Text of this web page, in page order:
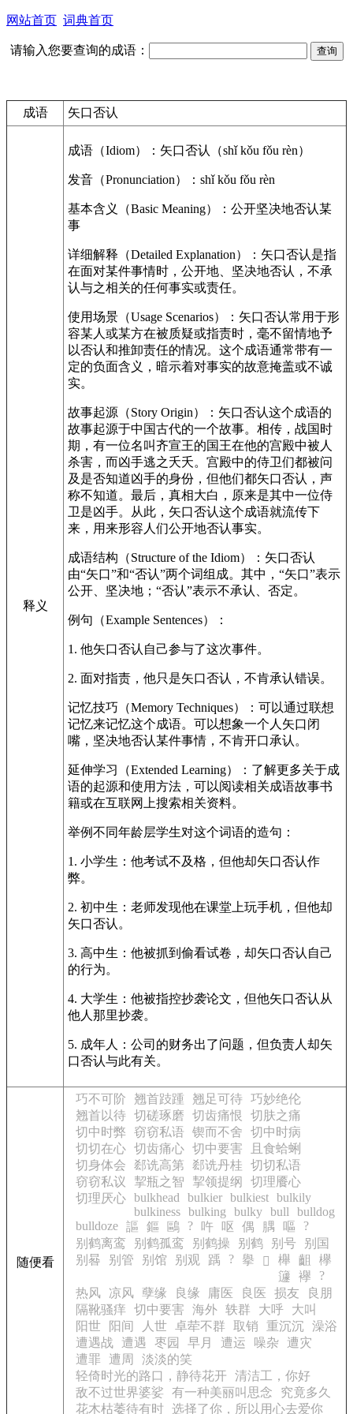
网站首页 词典首页
请输入您要查询的成语：
成语 矢口否认
释义
成语（Idiom）：矢口否认（shǐ kǒu fǒu rèn）
发音（Pronunciation）：shǐ kǒu fǒu rèn
基本含义（Basic Meaning）：公开坚决地否认某
事
详细解释（Detailed Explanation）：矢口否认是指
在面对某件事情时，公开地、坚决地否认，不承
认与之相关的任何事实或责任。
使用场景（Usage Scenarios）：矢口否认常用于形
容某人或某方在被质疑或指责时，毫不留情地予
以否认和推卸责任的情况。这个成语通常带有一
定的负面含义，暗示着对事实的故意掩盖或不诚
实。
故事起源（Story Origin）：矢口否认这个成语的
故事起源于中国古代的一个故事。相传，战国时
期，有一位名叫齐宣王的国王在他的宫殿中被人
杀害，而凶手逃之夭夭。宫殿中的侍卫们都被问
及是否知道凶手的身份，但他们都矢口否认，声
称不知道。最后，真相大白，原来是其中一位侍
卫是凶手。从此，矢口否认这个成语就流传下
来，用来形容人们公开地否认事实。
成语结构（Structure of the Idiom）：矢口否认
由“矢口”和“否认”两个词组成。其中，“矢口”表示
公开、坚决地；“否认”表示不承认、否定。
例句（Example Sentences）：
1. 他矢口否认自己参与了这次事件。
2. 面对指责，他只是矢口否认，不肯承认错误。
记忆技巧（Memory Techniques）：可以通过联想
记忆来记忆这个成语。可以想象一个人矢口闭
嘴，坚决地否认某件事情，不肯开口承认。
延伸学习（Extended Learning）：了解更多关于成
语的起源和使用方法，可以阅读相关成语故事书
籍或在互联网上搜索相关资料。
举例不同年龄层学生对这个词语的造句：
1. 小学生：他考试不及格，但他却矢口否认作
弊。
2. 初中生：老师发现他在课堂上玩手机，但他却
矢口否认。
3. 高中生：他被抓到偷看试卷，却矢口否认自己
的行为。
4. 大学生：他被指控抄袭论文，但他矢口否认从
他人那里抄袭。
5. 成年人：公司的财务出了问题，但负责人却矢
口否认与此有关。
随便看
巧不可阶 翘首跂踵 翘足可待
巧妙绝伦
翘首以待
切磋琢磨 切齿痛恨
切肤之痛
切中时弊 窃窃私语 锲而不舍
切中时病
切切在心 切齿痛心 切中要害
且食蛤蜊
切身体会
郄诜高第 郄诜丹桂
切切私语
窃窃私议
挈瓶之智 挈领提纲
切理餍心
切理厌心 bulkhead bulkier bulkiest bulkily
bulkiness bulking bulky bull
bulldog
bulldoze 謳 鏂 鷗 ? 吘 呕 偶 腢 嘔
?
别鹤离鸾
别鹤孤鸾 别鹤操 别鹤 别号
别国
别晷
别管 别馆 别观 踽 ? 擧 𥴧 櫸 齟
欅
籧
襷
?
热风
凉风 孽缘 良缘 庸医 良医 损友
良朋
隔靴骚痒 切中要害 海外 轶群 大呼
大叫
阳世
阳间 人世 卓荦不群 取销 重沉沉
澡浴
遭遇战
遭遇 枣园 早月 遭运 噪杂
遭灾
遭罪
遭周
淡淡的笑
轻倚时光的路口，静待花开
清洁工，你好
敌不过世界婆娑
有一种美丽叫思念
究竟多久
花木枯萎待有时
选择了你，所以用心去爱你